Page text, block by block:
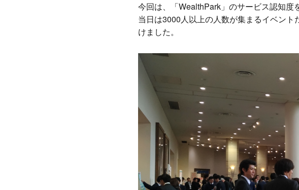
今回は、「WealthPark」のサービス認知度
当日は3000人以上の人数が集まるイベン
けました。